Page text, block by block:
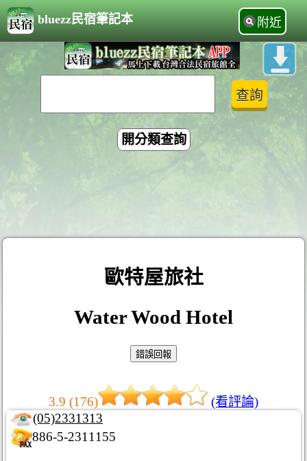
bluezz民宿筆記本 附近
開分類查詢
歐特屋旅社
Water Wood Hotel
3.9 (176)
(看評論)
(05)2331313
886-5-2311155